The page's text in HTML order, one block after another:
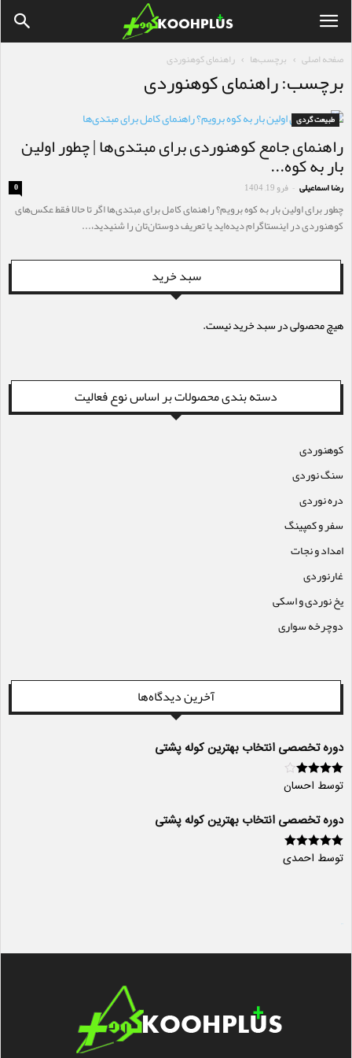
صفحه اصلی برچسب‌ها راهنمای کوهنوردی
برچسب: راهنمای کوهنوردی
طبیعت گردی
راهنمای جامع کوهنوردی برای مبتدی‌ها | چطور اولین
بار به کوه...
رضا اسماعیلی - فرو 19, 1404 0
چطور برای اولین بار به کوه برویم؟ راهنمای کامل برای مبتدی‌ها اگر تا حالا فقط عکس‌های
کوهنوردی در اینستاگرام دیده‌اید یا تعریف دوستان‌تان را شنیدید،...
سبد خرید
هیچ محصولی در سبد خرید نیست.
دسته بندی محصولات بر اساس نوع فعالیت
کوهنوردی
سنگ نوردی
دره نوردی
سفر و کمپینگ
امداد و نجات
غارنوردی
یخ نوردی و اسکی
دوچرخه سواری
آخرین دیدگاه‌ها
دوره تخصصی انتخاب بهترین کوله پشتی
امتیاز 4از
توسط احسان
دوره تخصصی انتخاب بهترین کوله پشتی
امتیاز 5از 5
توسط احمدی